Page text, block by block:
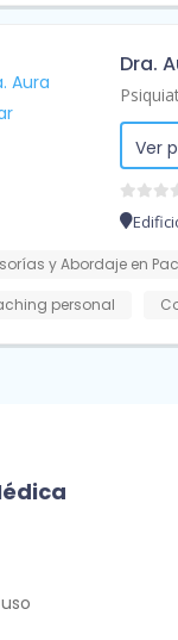
Dra.
Ver
y Abordaje en
personal